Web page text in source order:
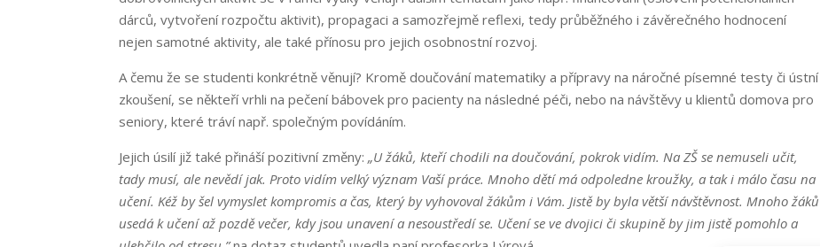
dárců, vytvoření rozpočtu aktivit), propagaci a samozřejmě reflexi, tedy průběžného i závěrečného hodnocení
nejen samotné aktivity, ale také přínosu pro jejich osobnostní rozvoj.
A čemu že se studenti konkrétně věnují? Kromě doučování matematiky a přípravy na náročné písemné testy či ústní
zkoušení, se někteří vrhli na pečení bábovek pro pacienty na následné péči, nebo na návštěvy u klientů domova pro
seniory, které tráví např. společným povídáním.
Jejich úsilí již také přináší pozitivní změny:„U žáků, kteří chodili na doučování, pokrok vidím. Na ZŠ se nemuseli učit,
tady musí, ale nevědí jak. Proto vidím velký význam Vaší práce. Mnoho dětí má odpoledne kroužky, a tak i málo času na
učení. Kéž by šel vymyslet kompromis a čas, který by vyhovoval žákům i Vám. Jistě by byla větší návštěvnost. Mnoho žáků
usedá k učení až pozdě večer, kdy jsou unavení a nesoustředí se. Učení se ve dvojici či skupině by jim jistě pomohlo a